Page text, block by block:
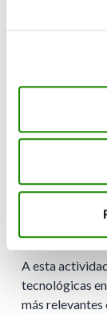
cuales más de
labor de
participado en
150
reconocido
preparación
innovación y
A esta
tecnológicas
más